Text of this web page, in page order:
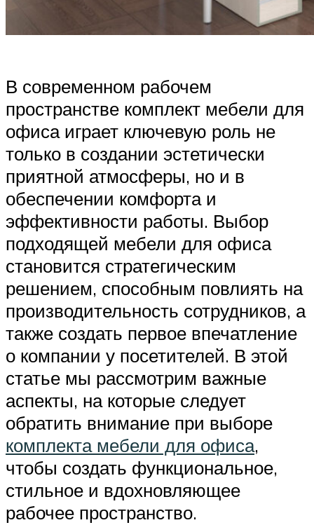
В современном рабочем
пространстве комплект мебели для
офиса играет ключевую роль не
только в создании эстетически
приятной атмосферы, но и в
обеспечении комфорта и
эффективности работы. Выбор
подходящей мебели для офиса
становится стратегическим
решением, способным повлиять на
производительность сотрудников, а
также создать первое впечатление
о компании у посетителей. В этой
статье мы рассмотрим важные
аспекты, на которые следует
обратить внимание при выборе
комплекта мебели для офиса,
чтобы создать функциональное,
стильное и вдохновляющее
рабочее пространство.